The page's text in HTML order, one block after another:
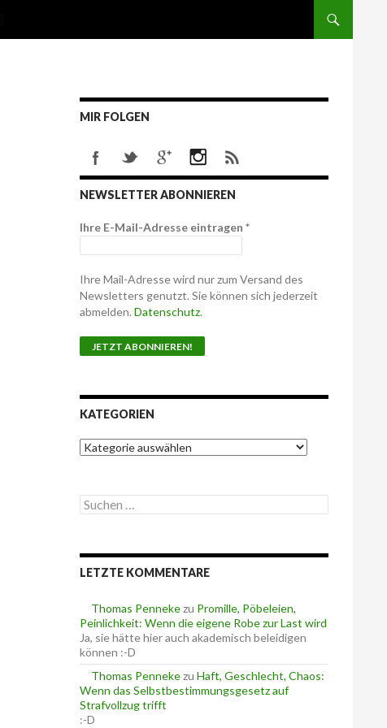
MIR FOLGEN
NEWSLETTER ABONNIEREN
Ihre E-Mail-Adresse eintragen *
Ihre Mail-Adresse wird nur zum Versand des
Newsletters genutzt. Sie können sich jederzeit
abmelden. Datenschutz.
KATEGORIEN
K
a
g
o
n
S
u
e
n
c
h
:
LETZTE KOMMENTARE
Thomas Pennekezu Promille, Pöbeleien,
Peinlichkeit: Wenn die eigene Robe zur Last wird
Ja, sie hätte hier auch akademisch beleidigen
können :-D
Thomas Pennekezu Haft, Geschlecht, Chaos:
Wenn das Selbstbestimmungsgesetz auf
Strafvollzug trifft
:-D